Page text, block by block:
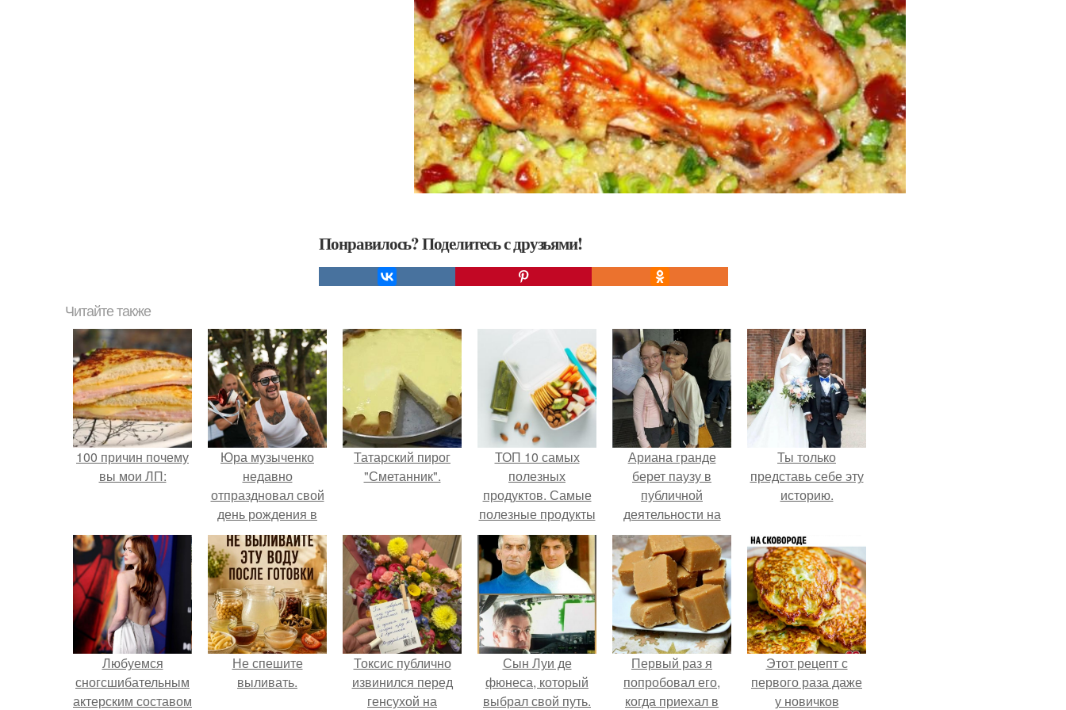
Понравилось? Поделитесь с друзьями!
Читайте также
100 причин почему
вы мои ЛП:
Юра музыченко
недавно
отпраздновал свой
день рождения в
кругу самых
близких и родных
людей.
Татарский пирог
"Сметанник".
ТОП 10 самых
полезных
продуктов. Самые
полезные продукты
для здоровья
Ариана гранде
берет паузу в
публичной
деятельности на
фоне слухов о
своем здоровье.
Ты только
представь себе эту
историю.
Любуемся
сногсшибательным
актерским составом
Не спешите
выливать.
Токсис публично
извинился перед
генсухой на
Сын Луи де
фюнеса, который
выбрал свой путь.
Первый раз я
попробовал его,
когда приехал в
Этот рецепт с
первого раза даже
у новичков